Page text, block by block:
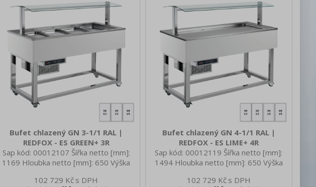
Napájení: 230 V / 1N - 50 Hz Počet GN
/ EN zařízení: 4 Velikost GN
Napájení: 230 V / 1N - 50 Hz Počet GN
/ EN zařízení: 4 Velikost GN
Bufet chlazený GN 3-1/1 RAL |
REDFOX - ES GREEN+ 3R
Sap kód: 00012107 Šířka netto [mm]:
1169 Hloubka netto [mm]: 650 Výška
86.00 Šířka brutto [mm]: 1233 Hloubka
102 729 Kč
Bufet chlazený GN 4-1/1 RAL |
REDFOX - ES LIME+ 4R
Sap kód: 00012119 Šířka netto [mm]:
1494 Hloubka netto [mm]: 650 Výška
95.00 Šířka brutto [mm]: 1558 Hloubka
102 729 Kč